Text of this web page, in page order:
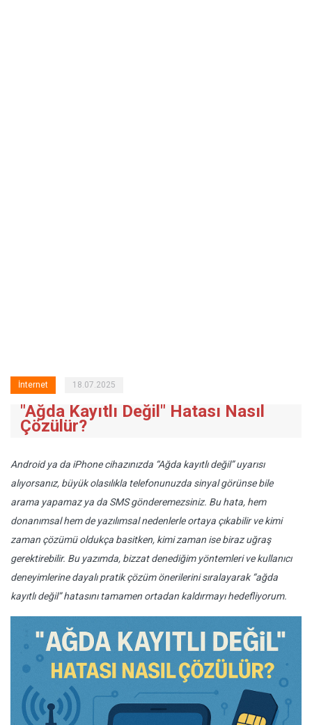
İnternet 18.07.2025
"Ağda Kayıtlı Değil" Hatası Nasıl
Çözülür?
Android ya da iPhone cihazınızda “Ağda kayıtlı değil” uyarısı
alıyorsanız, büyük olasılıkla telefonunuzda sinyal görünse bile
arama yapamaz ya da SMS gönderemezsiniz. Bu hata, hem
donanımsal hem de yazılımsal nedenlerle ortaya çıkabilir ve kimi
zaman çözümü oldukça basitken, kimi zaman ise biraz uğraş
gerektirebilir. Bu yazımda, bizzat denediğim yöntemleri ve kullanıcı
deneyimlerine dayalı pratik çözüm önerilerini sıralayarak “ağda
kayıtlı değil” hatasını tamamen ortadan kaldırmayı hedefliyorum.